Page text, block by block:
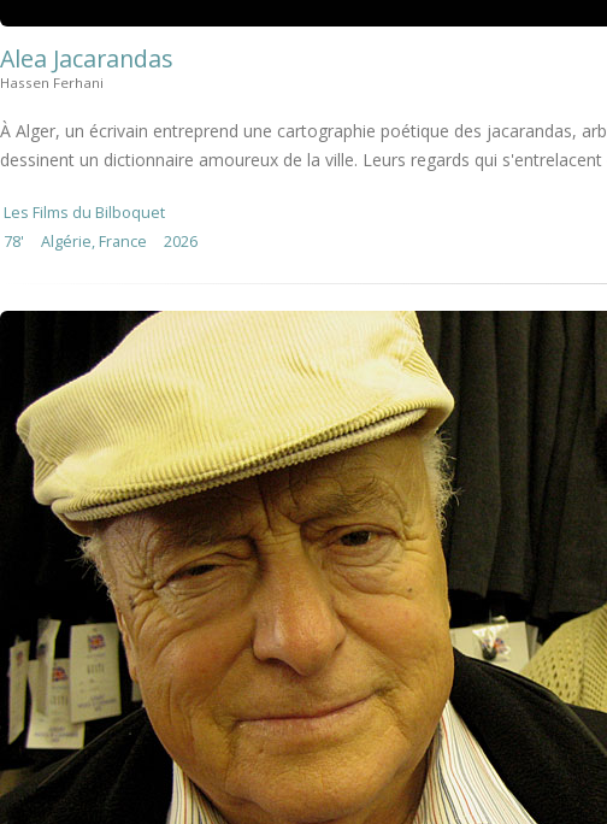
Alea Jacarandas
Hassen Ferhani
À Alger, un écrivain entreprend une cartographie poétique des jacarandas,
dessinent un dictionnaire amoureux de la ville. Leurs regards qui s'entrelacent
Les Films du Bilboquet
78'
Algérie, France 2026